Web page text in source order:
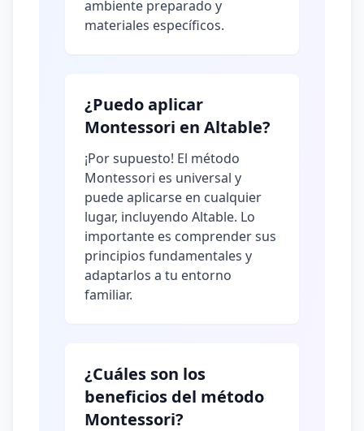
ambiente preparado y
materiales específicos.
¿Puedo aplicar
Montessori en Altable?
¡Por supuesto! El método
Montessori es universal y
puede aplicarse en cualquier
lugar, incluyendo Altable. Lo
importante es comprender sus
principios fundamentales y
adaptarlos a tu entorno
familiar.
¿Cuáles son los
beneficios del método
Montessori?